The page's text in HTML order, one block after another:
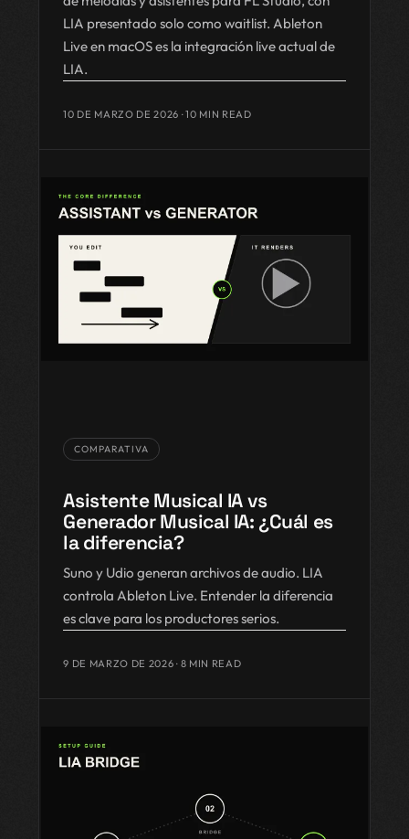
LIA presentado solo como waitlist. Ableton
Live en macOS es la integración live actual de
LIA.
10 DE MARZO DE 2026 · 10 MIN READ
COMPARATIVA
Asistente Musical IA vs
Generador Musical IA: ¿Cuál es
la diferencia?
Suno y Udio generan archivos de audio. LIA
controla Ableton Live. Entender la diferencia
es clave para los productores serios.
9 DE MARZO DE 2026 · 8 MIN READ